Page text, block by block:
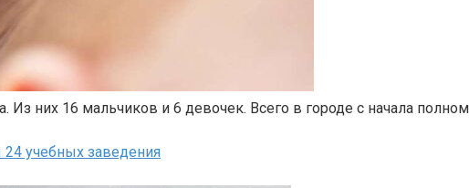
них 16 мальчиков и 6 девочек. Всего в городе с начала
учебных заведения